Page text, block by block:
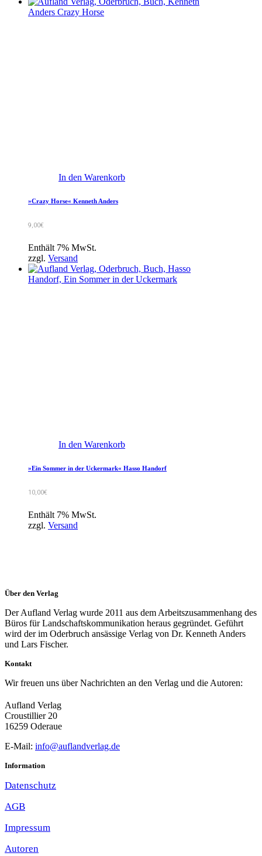
In den Warenkorb
»Crazy Horse« Kenneth Anders
9,00€
Enthält 7% MwSt.
zzgl. Versand
In den Warenkorb
»Ein Sommer in der Uckermark« Hasso Handorf
10,00€
Enthält 7% MwSt.
zzgl. Versand
Über den Verlag
Der Aufland Verlag wurde 2011 aus dem Arbeitszusammenhang des
Büros für Landschaftskommunikation heraus gegründet. Geführt
wird der im Oderbruch ansässige Verlag von Dr. Kenneth Anders
und Lars Fischer.
Kontakt
Wir freuen uns über Nachrichten an den Verlag und die Autoren:
Aufland Verlag
Croustillier 20
16259 Oderaue
E-Mail: info@auflandverlag.de
Information
Datenschutz
AGB
Impressum
Autoren